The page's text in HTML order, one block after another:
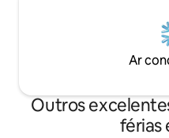
Ar
Outros
férias